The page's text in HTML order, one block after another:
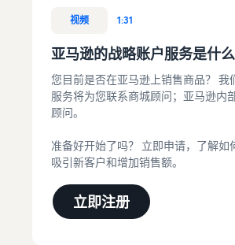
视频 1:31
亚马逊的战略账户服务是什么
您目前是否在亚马逊上销售商品？ 我
服务将为您联系商城顾问；亚马逊内
顾问。
准备好开始了吗？ 立即申请，了解如
吸引新客户和增加销售额。
立即注册